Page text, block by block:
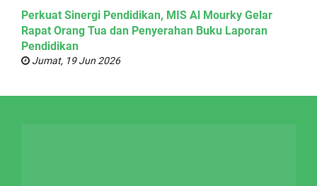
Perkuat Sinergi Pendidikan, MIS Al Mourky Gelar
Rapat Orang Tua dan Penyerahan Buku Laporan
Pendidikan
Jumat, 19 Jun 2026